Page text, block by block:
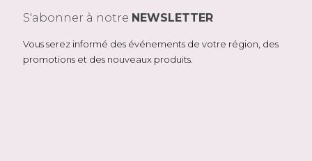
S'abonner à notre NEWSLETTER
Vous serez informé des événements de votre région, des
promotions et des nouveaux produits.